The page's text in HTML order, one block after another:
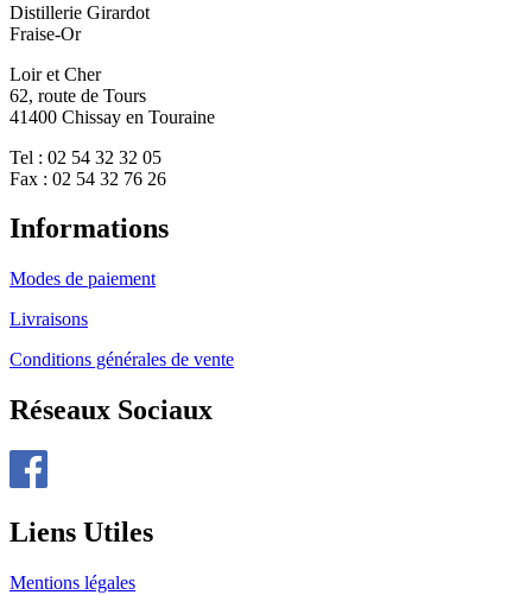
Distillerie Girardot
Fraise-Or
Loir et Cher
62, route de Tours
41400 Chissay en Touraine
Tel : 02 54 32 32 05
Fax : 02 54 32 76 26
Informations
Modes de paiement
Livraisons
Conditions générales de vente
Réseaux Sociaux
Liens Utiles
Mentions légales